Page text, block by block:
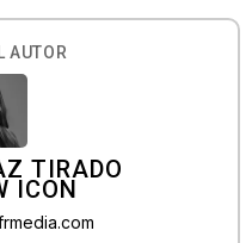
AUTOR
TIRADO